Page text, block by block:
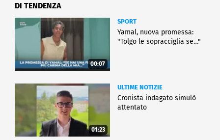
DI TENDENZA
00:07
SPORT
Yamal, nuova promessa:
"Tolgo le sopracciglia se…"
01:23
ULTIME NOTIZIE
Cronista indagato simulò
attentato